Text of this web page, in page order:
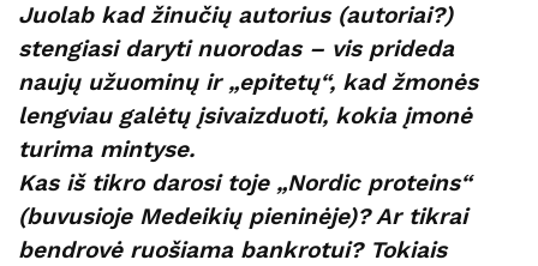
Juolab kad žinučių autorius (autoriai?)
stengiasi daryti nuorodas – vis prideda
naujų užuominų ir „epitetų“, kad žmonės
lengviau galėtų įsivaizduoti, kokia įmonė
turima mintyse.
Kas iš tikro darosi toje „Nordic proteins“
(buvusioje Medeikių pieninėje)? Ar tikrai
bendrovė ruošiama bankrotui? Tokiais